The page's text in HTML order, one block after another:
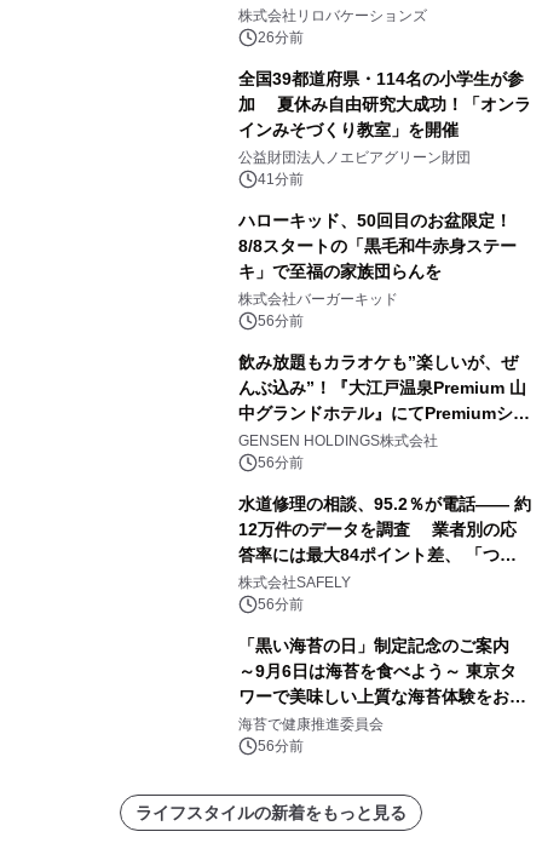
株式会社リロバケーションズ
26分前
全国39都道府県・114名の小学生が参
加 夏休み自由研究大成功！「オンラ
インみそづくり教室」を開催
公益財団法人ノエビアグリーン財団
41分前
ハローキッド、50回目のお盆限定！
8/8スタートの「黒毛和牛赤身ステー
キ」で至福の家族団らんを
株式会社バーガーキッド
56分前
飲み放題もカラオケも”楽しいが、ぜ
んぶ込み”！『大江戸温泉Premium 山
中グランドホテル』にてPremiumシリ
ーズ初のオールインクルーシブ導入
GENSEN HOLDINGS株式会社
56分前
水道修理の相談、95.2％が電話―― 約
12万件のデータを調査 業者別の応
答率には最大84ポイント差、 「つな
がりやすさ」も選定基準に
株式会社SAFELY
56分前
「黒い海苔の日」制定記念のご案内
～9月6日は海苔を食べよう～ 東京タ
ワーで美味しい上質な海苔体験をお届
けします！
海苔で健康推進委員会
56分前
ライフスタイルの新着をもっと見る